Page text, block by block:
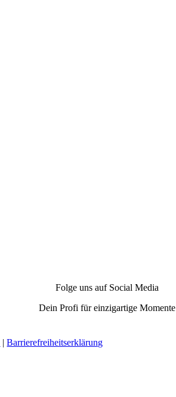
Folge uns auf Social Media
Dein Profi für einzigartige Momente
|Barrierefreiheitserklärung